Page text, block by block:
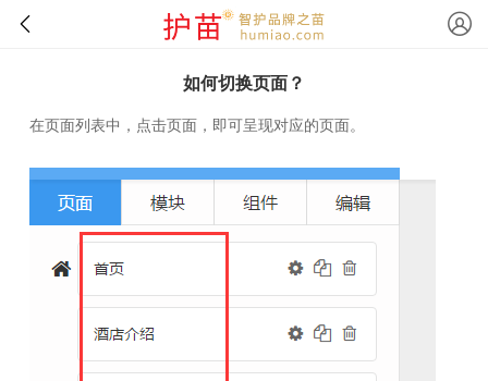
如何切换页面？
在页面列表中，点击页面，即可呈现对应的页面。